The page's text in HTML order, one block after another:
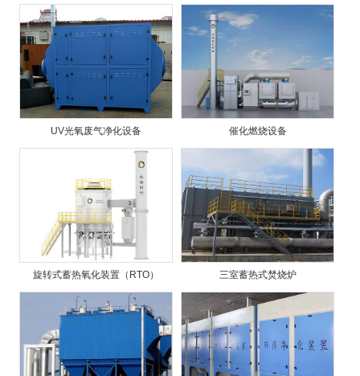
UV光氧废气净化设备 催化燃烧设备
旋转式蓄热氧化装置（RTO） 三室蓄热式焚烧炉